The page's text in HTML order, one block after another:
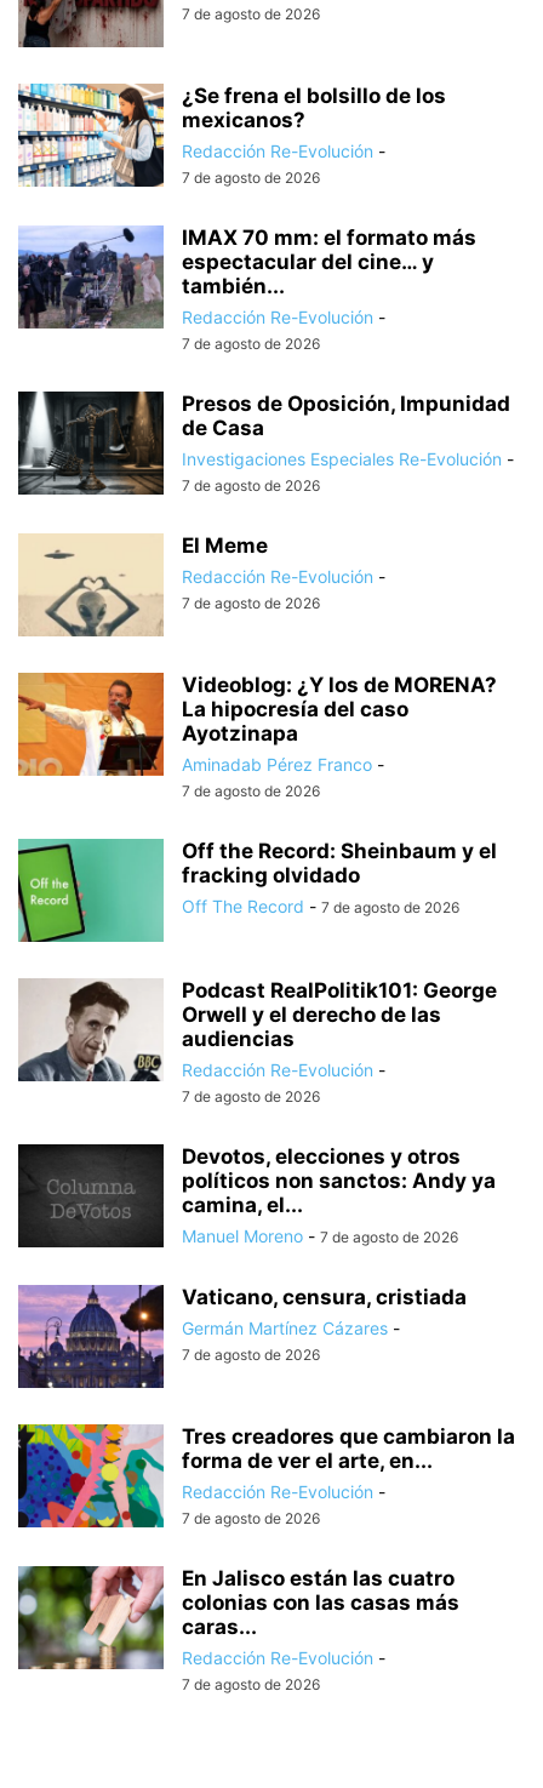
7 de agosto de 2026
¿Se frena el bolsillo de los
mexicanos?
Redacción Re-Evolución -
7 de agosto de 2026
IMAX 70 mm: el formato más
espectacular del cine… y
también...
Redacción Re-Evolución -
7 de agosto de 2026
Presos de Oposición, Impunidad
de Casa
Investigaciones Especiales Re-Evolución -
7 de agosto de 2026
El Meme
Redacción Re-Evolución -
7 de agosto de 2026
Videoblog: ¿Y los de MORENA?
La hipocresía del caso
Ayotzinapa
Aminadab Pérez Franco -
7 de agosto de 2026
Off the Record: Sheinbaum y el
fracking olvidado
Off The Record - 7 de agosto de 2026
Podcast RealPolitik101: George
Orwell y el derecho de las
audiencias
Redacción Re-Evolución -
7 de agosto de 2026
Devotos, elecciones y otros
políticos non sanctos: Andy ya
camina, el...
Manuel Moreno - 7 de agosto de 2026
Vaticano, censura, cristiada
Germán Martínez Cázares -
7 de agosto de 2026
Tres creadores que cambiaron la
forma de ver el arte, en...
Redacción Re-Evolución -
7 de agosto de 2026
En Jalisco están las cuatro
colonias con las casas más
caras...
Redacción Re-Evolución -
7 de agosto de 2026